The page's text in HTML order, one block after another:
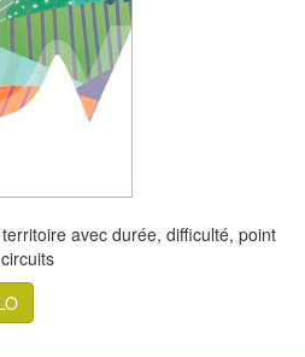
avec durée, difficulté, point